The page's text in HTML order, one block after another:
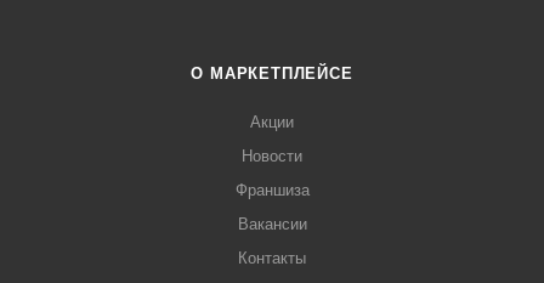
О МАРКЕТПЛЕЙСЕ
Акции
Новости
Франшиза
Вакансии
Контакты